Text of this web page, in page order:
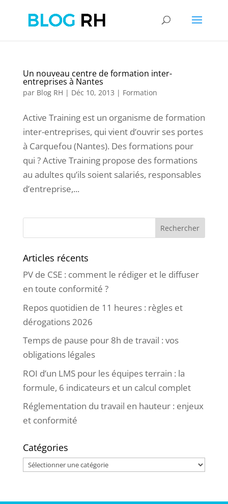
Un nouveau centre de formation inter-
entreprises à Nantes
par Blog RH | Déc 10, 2013 | Formation
Active Training est un organisme de formation
inter-entreprises, qui vient d’ouvrir ses portes
à Carquefou (Nantes). Des formations pour
qui ? Active Training propose des formations
au adultes qu’ils soient salariés, responsables
d’entreprise,...
Articles récents
PV de CSE : comment le rédiger et le diffuser
en toute conformité ?
Repos quotidien de 11 heures : règles et
dérogations 2026
Temps de pause pour 8h de travail : vos
obligations légales
ROI d’un LMS pour les équipes terrain : la
formule, 6 indicateurs et un calcul complet
Réglementation du travail en hauteur : enjeux
et conformité
Catégories
Catégories